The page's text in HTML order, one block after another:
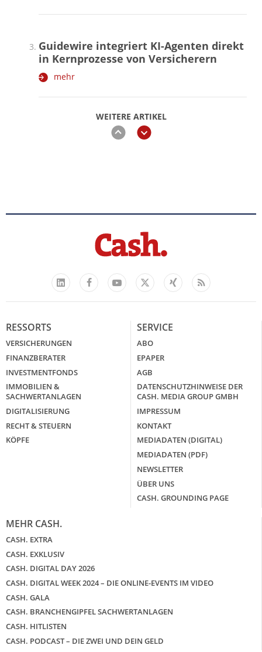
WEITERE ARTIKEL
zurückweiter
Guidewire integriert KI-Agenten direkt
in Kernprozesse von Versicherern
mehr
WEITERE ARTIKEL
zurückweiter
„Jung kauft Alt“ 2026: Neue Förderung
im Überblick – Tabelle mit
Kreditbeträgen und
Bitcoin im Wartemodus: Fed und
CLARITY Act geben die Richtung vor
mehr
LinkedIn
FacebookYouTube
X
Xing Feed
RESSORTS
VERSICHERUNGEN
FINANZBERATER
INVESTMENTFONDS
IMMOBILIEN &
SACHWERTANLAGEN
DIGITALISIERUNG
RECHT & STEUERN
KÖPFE
SERVICE
ABO
EPAPER
AGB
DATENSCHUTZHINWEISE DER
CASH. MEDIA GROUP GMBH
IMPRESSUM
KONTAKT
MEDIADATEN (DIGITAL)
MEDIADATEN (PDF)
NEWSLETTER
ÜBER UNS
CASH. GROUNDING PAGE
MEHR CASH.
CASH. EXTRA
CASH. EXKLUSIV
CASH. DIGITAL DAY 2026
CASH. DIGITAL WEEK 2024 – DIE ONLINE-EVENTS IM VIDEO
CASH. GALA
CASH. BRANCHENGIPFEL SACHWERTANLAGEN
CASH. HITLISTEN
CASH. PODCAST – DIE ZWEI UND DEIN GELD